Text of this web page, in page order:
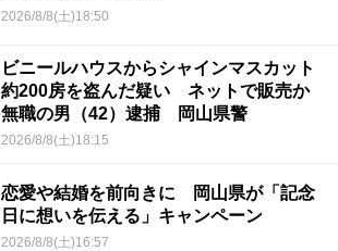
2026/8/8(土)18:50
ビニールハウスからシャインマスカット
約200房を盗んだ疑い ネットで販売か
無職の男（42）逮捕 岡山県警
2026/8/8(土)18:15
恋愛や結婚を前向きに 岡山県が「記念
日に想いを伝える」キャンペーン
2026/8/8(土)16:57